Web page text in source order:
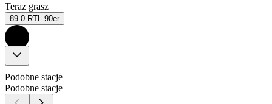
Teraz grasz
89.0 RTL 90er
Podobne stacje
Podobne stacje